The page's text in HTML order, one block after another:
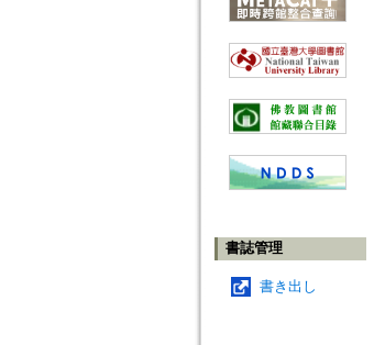
書誌管理
書き出し